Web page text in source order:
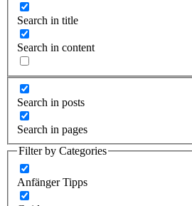
Search in title
Search in content
Search in posts
Search in pages
Filter by Categories
Anfänger Tipps